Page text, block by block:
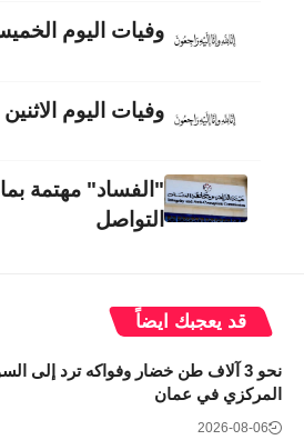
وفيات اليوم الخميس 2026/
وفيات اليوم الاثنين 2026/7/20
"الفساد" مهتمة
التواصل
قد يعجبك ايضاً
نحو 3 آلاف طن خضار وفواكه ترد إلى
المركزي في عمان
2026-08-06